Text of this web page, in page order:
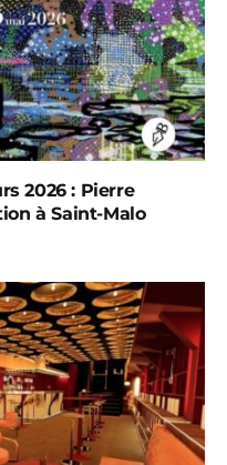
2026 : Pierre
à Saint-Malo